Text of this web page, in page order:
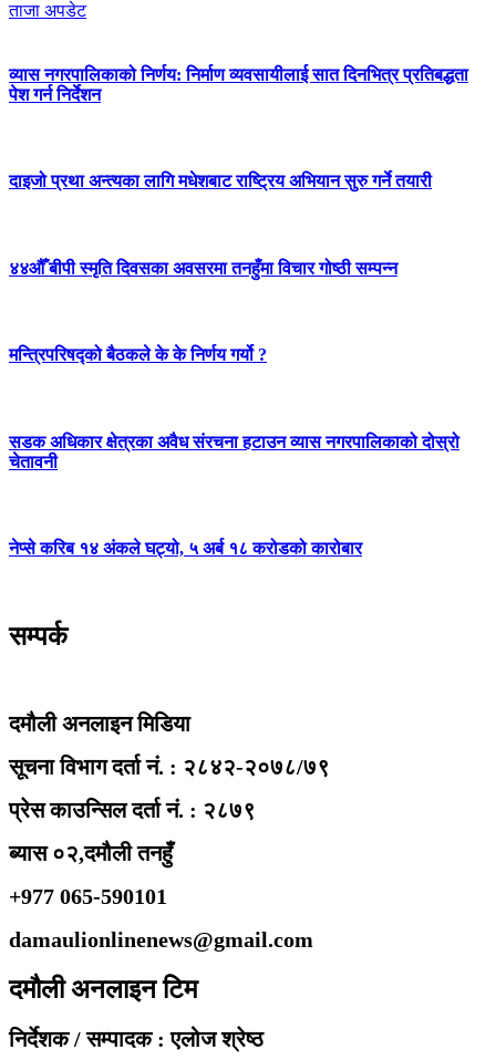
ताजा अपडेट
व्यास नगरपालिकाको निर्णय: निर्माण व्यवसायीलाई सात दिनभित्र प्रतिबद्धता
पेश गर्न निर्देशन
दाइजो प्रथा अन्त्यका लागि मधेशबाट राष्ट्रिय अभियान सुरु गर्ने तयारी
४४औँ बीपी स्मृति दिवसका अवसरमा तनहुँमा विचार गोष्ठी सम्पन्न
मन्त्रिपरिषद्को बैठकले के के निर्णय गर्यो ?
सडक अधिकार क्षेत्रका अवैध संरचना हटाउन व्यास नगरपालिकाको दोस्रो
चेतावनी
नेप्से करिब १४ अंकले घट्यो, ५ अर्ब १८ करोडको कारोबार
सम्पर्क
दमौली अनलाइन मिडिया
सूचना विभाग दर्ता नं. : २८४२-२०७८/७९
प्रेस काउन्सिल दर्ता नं. : २८७९
ब्यास ०२,दमौली तनहुँ
+977 065-590101
damaulionlinenews@gmail.com
दमौली अनलाइन टिम
निर्देशक / सम्पादक : एलोज श्रेष्ठ